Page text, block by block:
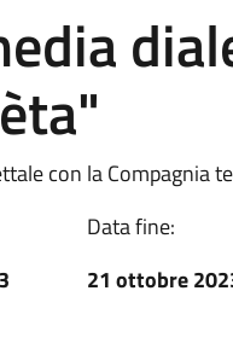
con la Compagnia
Data fine:
21 ottobre